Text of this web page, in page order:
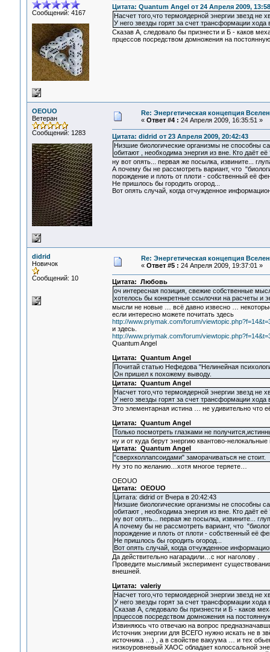
Сообщений: 4167
Цитата: Quantum Angel от 24 Апреля 2009,
Насчет того,что термоядерной энергии звезд не
У него звезды горят за счет трансформации хода
Сказав А, следовало бы признести и Б - каков
прцессов посредством домножения на
OEOUO
Ветеран
Сообщений: 1283
Re: Энергетическая концепция
« Ответ #4 : 24 Апреля 2009, 16:35:51 »
Цитата: didrid от 23 Апреля 2009, 20:42:43
Низшие биологические организмы не способны
обитают , необходима энергия из вне. Кто даёт её
ну вот опять... первая же посылка, извините...
А почему бы не рассмотреть вариант, что
порождение и плоть от плоти - собственный её
Не пришлось бы городить огород...
Вот опять случай, когда отчужденное
didrid
Новичок
Сообщений: 10
Re: Энергетическая концепция
« Ответ #5 : 24 Апреля 2009, 19:37:01 »
Цитата: Любовь
оч интересная позиция, свежие собственные
хотелось бы конкретные ссылочки на расчеты и
мысли не новые … всё давно извесно …
если интересно можете почитать здесь
http://www.priymak.com/forum/
и здесь.
http://www.priymak.com/forum/
Quantum Angel
Цитата: Quantum Angel
Почитай статью Нефедова "Нелинейная
Он пришел к похожему выводу.
Цитата: Quantum Angel
Насчет того,что термоядерной энергии звезд не
У него звезды горят за счет трансформации
Это элементарная истина … не удивительно
Цитата: Quantum Angel
Только посмотреть глазками не
ну и от куда берут энергию квантово-
Цитата: Quantum Angel
"сверхколлапсоидами" заморачиваться не стоит.
Ну это по желанию…хотя многое теряете…
OEOUO
Цитата: OEOUO
Цитата: didrid от Вчера в 20:42:43
Низшие биологические организмы не способны
обитают , необходима энергия из вне. Кто даёт её
ну вот опять... первая же посылка, извините...
А почему бы не рассмотреть вариант, что
порождение и плоть от плоти - собственный её
Не пришлось бы городить огород...
Вот опять случай, когда отчужденное
Да действительно нагарадили…с ног наголову .
Проведите мыслимый эксперимент
внешней.
Цитата: valeriy
Насчет того,что термоядерной энергии звезд не
У него звезды горят за счет трансформации хода
Сказав А, следовало бы признести и Б - каков
прцессов посредством домножения на
Извиняюсь что отвечаю на вопрос
Источник энергии для ВСЕГО нужно искать не в
источника …) , а в свойстве вакуума … и тех
низкоуровневый ХАОС обладает колоссальной